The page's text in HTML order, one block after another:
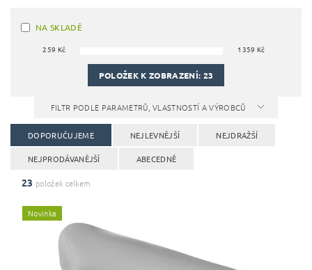
NA SKLADĚ
259 Kč 1359 Kč
POLOŽEK K ZOBRAZENÍ: 23
FILTR PODLE PARAMETRŮ, VLASTNOSTÍ A VÝROBCŮ
DOPORUČUJEME NEJLEVNĚJŠÍ NEJDRAŽŠÍ
NEJPRODÁVANĚJŠÍ ABECEDNĚ
23 položek celkem
Novinka